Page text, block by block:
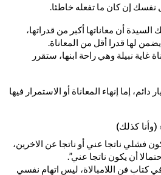
إن كان ما تفعله خاطئا.
أن معاناتها أكبر من قدراتها،
لها قدرا أقل من المعاناة.
غاية نبيلة وهي راحة ابنها، ستقرر
إما إنهاء المعاناة أو الاستمرار فيها
فشلي ناتجا عني أو ناتجا عن الاخرين،
أن يكون ناتجا عني”.
كتاب فن اللامبالاة، ليس اتهام نفسي